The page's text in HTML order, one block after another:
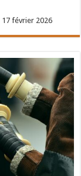
17 février 2026